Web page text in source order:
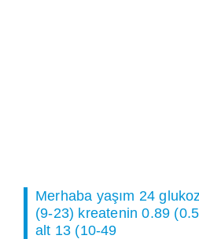
Merhaba yaşım 24
(9-23) kreatenin 0.89
alt 13 (10-49